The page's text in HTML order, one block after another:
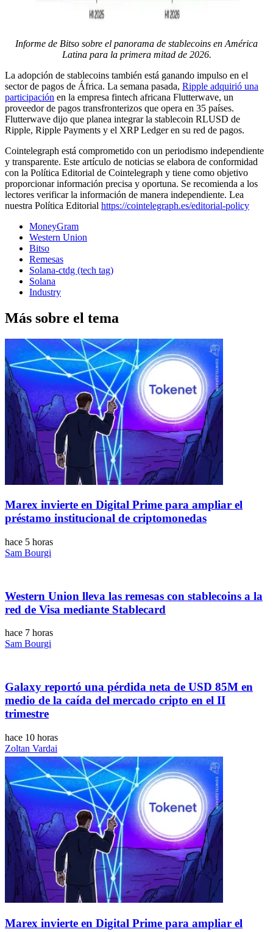
Informe de Bitso sobre el panorama de stablecoins en América
Latina para la primera mitad de 2026.
La adopción de stablecoins también está ganando impulso en el
sector de pagos de África. La semana pasada, Ripple adquirió una
participación en la empresa fintech africana Flutterwave, un
proveedor de pagos transfronterizos que opera en 35 países.
Flutterwave dijo que planea integrar la stablecoin RLUSD de
Ripple, Ripple Payments y el XRP Ledger en su red de pagos.
Cointelegraph está comprometido con un periodismo independiente
y transparente. Este artículo de noticias se elabora de conformidad
con la Política Editorial de Cointelegraph y tiene como objetivo
proporcionar información precisa y oportuna. Se recomienda a los
lectores verificar la información de manera independiente. Lea
nuestra Política Editorial https://cointelegraph.es/editorial-policy
MoneyGram
Western Union
Bitso
Remesas
Solana-ctdg (tech tag)
Solana
Industry
Más sobre el tema
Marex invierte en Digital Prime para ampliar el
préstamo institucional de criptomonedas
hace 5 horas
Sam Bourgi
Western Union lleva las remesas con stablecoins a la
red de Visa mediante Stablecard
hace 7 horas
Sam Bourgi
Galaxy reportó una pérdida neta de USD 85M en
medio de la caída del mercado cripto en el II
trimestre
hace 10 horas
Zoltan Vardai
Marex invierte en Digital Prime para ampliar el